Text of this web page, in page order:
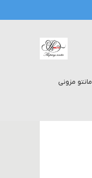
مانتو مزونی